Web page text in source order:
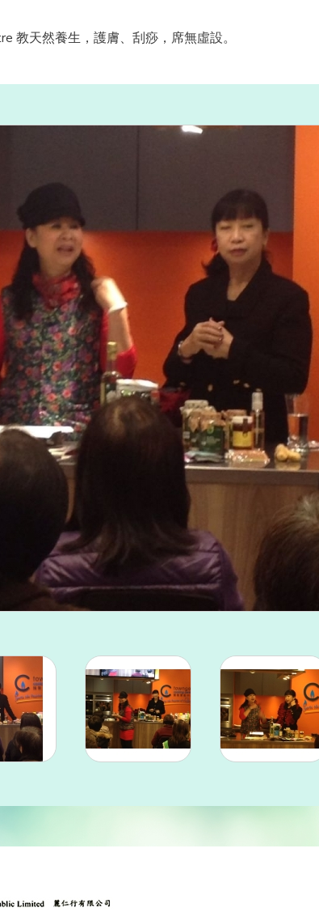
教天然養生，護膚、刮痧，席無虛設。